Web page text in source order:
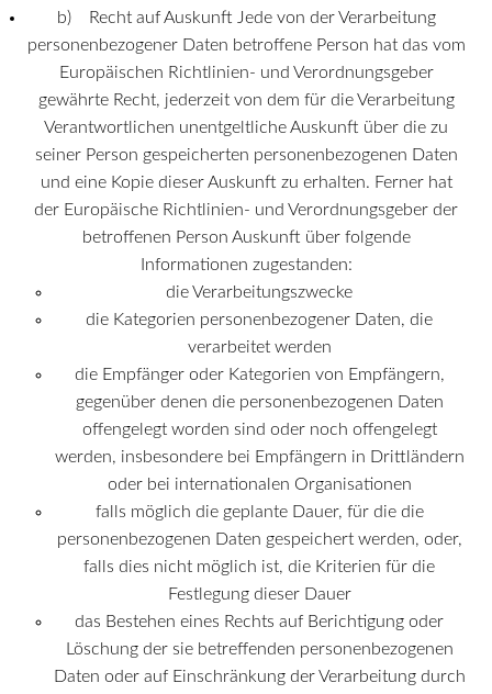
b) Recht auf Auskunft Jede von der Verarbeitung
personenbezogener Daten betroffene Person hat das vom
Europäischen Richtlinien- und Verordnungsgeber
gewährte Recht, jederzeit von dem für die Verarbeitung
Verantwortlichen unentgeltliche Auskunft über die zu
seiner Person gespeicherten personenbezogenen Daten
und eine Kopie dieser Auskunft zu erhalten. Ferner hat
der Europäische Richtlinien- und Verordnungsgeber der
betroffenen Person Auskunft über folgende
Informationen zugestanden:
die Verarbeitungszwecke
die Kategorien personenbezogener Daten, die
verarbeitet werden
die Empfänger oder Kategorien von Empfängern,
gegenüber denen die personenbezogenen Daten
offengelegt worden sind oder noch offengelegt
werden, insbesondere bei Empfängern in Drittländern
oder bei internationalen Organisationen
falls möglich die geplante Dauer, für die die
personenbezogenen Daten gespeichert werden, oder,
falls dies nicht möglich ist, die Kriterien für die
Festlegung dieser Dauer
das Bestehen eines Rechts auf Berichtigung oder
Löschung der sie betreffenden personenbezogenen
Daten oder auf Einschränkung der Verarbeitung durch